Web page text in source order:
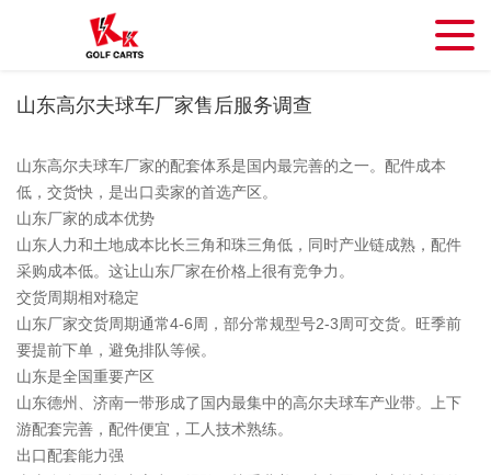
山东高尔夫球车厂家售后服务调查
山东高尔夫球车厂家的配套体系是国内最完善的之一。配件成本
低，交货快，是出口卖家的首选产区。
山东厂家的成本优势
山东人力和土地成本比长三角和珠三角低，同时产业链成熟，配件
采购成本低。这让山东厂家在价格上很有竞争力。
交货周期相对稳定
山东厂家交货周期通常4-6周，部分常规型号2-3周可交货。旺季前
要提前下单，避免排队等候。
山东是全国重要产区
山东德州、济南一带形成了国内最集中的高尔夫球车产业带。上下
游配套完善，配件便宜，工人技术熟练。
出口配套能力强